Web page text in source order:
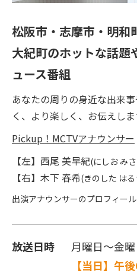
松阪市・志摩市・明和
大紀町のホットな話題
ュース番組
あなたの周りの身近な出来
く、より楽しく、お伝えしま
Pickup！MCTVアナウンサー
【左】西尾 美早紀(にしお み
【右】木下 春希(きのした は
出演アナウンサーのプロフィー
放送日時
月曜日～金曜
【当日】午